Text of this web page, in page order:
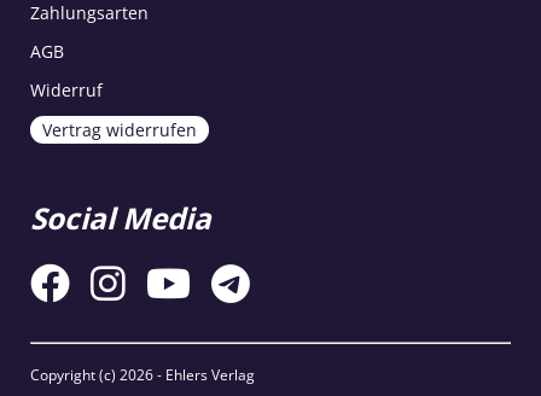
Zahlungsarten
AGB
Widerruf
Vertrag widerrufen
Social Media
Copyright (c) 2026 - Ehlers Verlag